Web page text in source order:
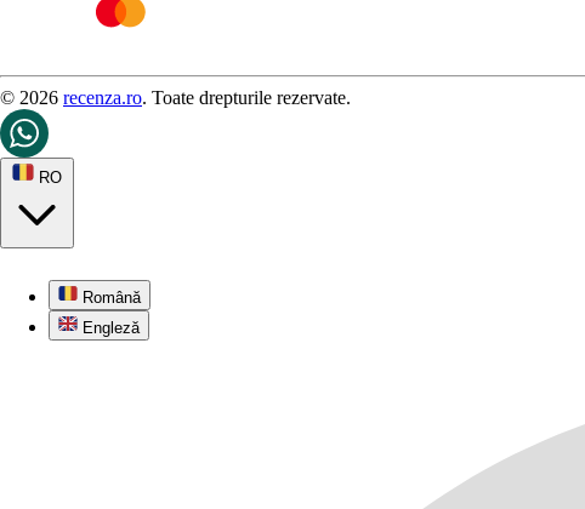
© 2026 recenza.ro. Toate drepturile rezervate.
RO
Română
Engleză